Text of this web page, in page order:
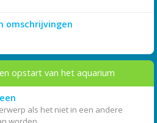
omschrijvingen
opstart van het aquarium
als het niet in een andere